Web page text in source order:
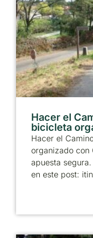
Hacer el
bicicleta
Hacer el
organizado con
apuesta
en este post: